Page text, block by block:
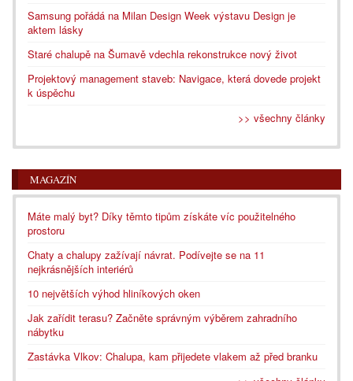
Samsung pořádá na Milan Design Week výstavu Design je
aktem lásky
Staré chalupě na Šumavě vdechla rekonstrukce nový život
Projektový management staveb: Navigace, která dovede projekt
k úspěchu
>> všechny články
MAGAZÍN
Máte malý byt? Díky těmto tipům získáte víc použitelného
prostoru
Chaty a chalupy zažívají návrat. Podívejte se na 11
nejkrásnějších interiérů
10 největších výhod hliníkových oken
Jak zařídit terasu? Začněte správným výběrem zahradního
nábytku
Zastávka Vlkov: Chalupa, kam přijedete vlakem až před branku